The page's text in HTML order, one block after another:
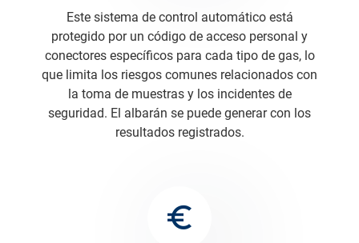
Este sistema de control automático está
protegido por un código de acceso personal y
conectores específicos para cada tipo de gas, lo
que limita los riesgos comunes relacionados con
la toma de muestras y los incidentes de
seguridad. El albarán se puede generar con los
resultados registrados.